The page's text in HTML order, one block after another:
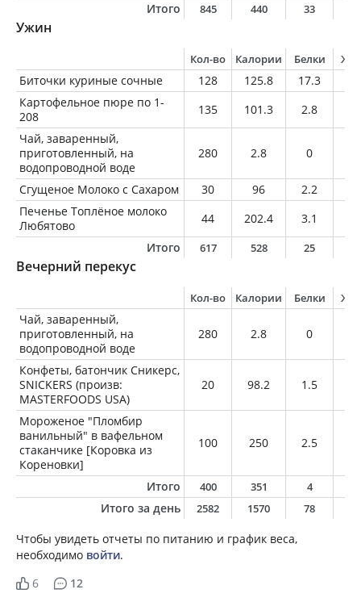
Итого
845 440 33
Ужин
Кол-во Калории Белки
Биточки куриные сочные 128 125.8 17.3
Картофельное пюре по 1-
208
135 101.3 2.8
Чай, заваренный,
приготовленный, на
водопроводной воде
280 2.8 0
Сгущеное Молоко с Сахаром 30 96 2.2
Печенье Топлёное молоко
Любятово
44 202.4 3.1
Итого
617 528 25
Вечерний перекус
Кол-во Калории Белки
Чай, заваренный,
приготовленный, на
водопроводной воде
280 2.8 0
Конфеты, батончик Сникерс,
SNICKERS (произв:
MASTERFOODS USA)
20 98.2 1.5
Мороженое "Пломбир
ванильный" в вафельном
стаканчике [Коровка из
Кореновки]
100 250 2.5
Итого 400 351 4
Итого за день 2582 1570 78
Чтобы увидеть отчеты по питанию и график веса,
необходимо войти.
6
12